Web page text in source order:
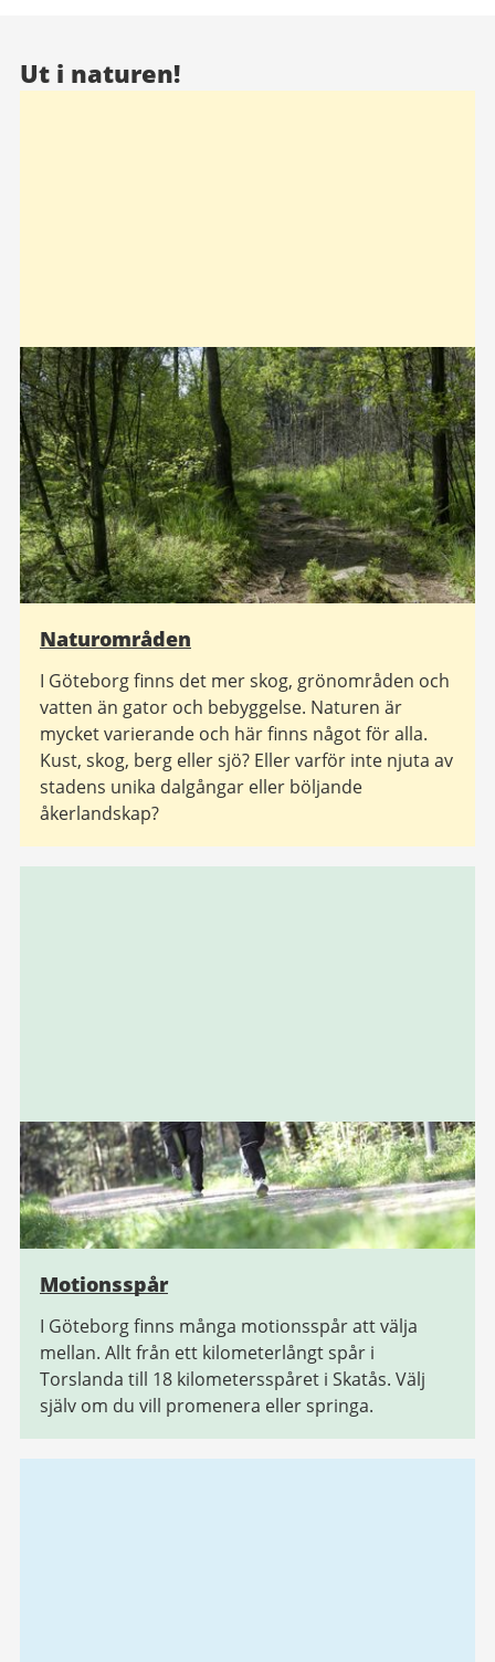
Ut i naturen!
Naturområden
I Göteborg finns det mer skog, grönområden och
vatten än gator och bebyggelse. Naturen är
mycket varierande och här finns något för alla.
Kust, skog, berg eller sjö? Eller varför inte njuta av
stadens unika dalgångar eller böljande
åkerlandskap?
Motionsspår
I Göteborg finns många motionsspår att välja
mellan. Allt från ett kilometerlångt spår i
Torslanda till 18 kilometersspåret i Skatås. Välj
själv om du vill promenera eller springa.